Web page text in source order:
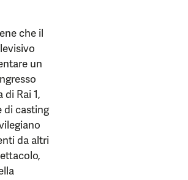
che il
un
Rai 1,
di casting
da altri